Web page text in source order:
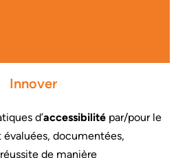
Innover
d’accessibilité par/pour le
évaluées, documentées,
de manière